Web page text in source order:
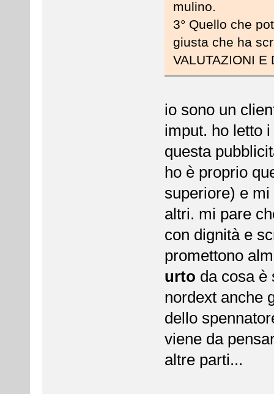
mulino.
3° Quello che
giusta che ha
VALUTAZIONI
io sono un
imput. ho letto
questa
ho è proprio
superiore) e
altri. mi pare
con dignità e
promettono
urto da cosa è
nordext anche
dello
viene da
altre parti...